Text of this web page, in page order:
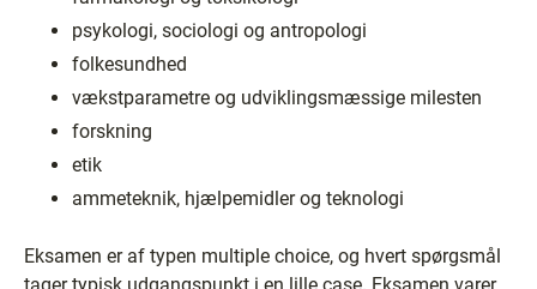
psykologi, sociologi og antropologi
folkesundhed
vækstparametre og udviklingsmæssige milesten
forskning
etik
ammeteknik, hjælpemidler og teknologi
Eksamen er af typen multiple choice, og hvert spørgsmål